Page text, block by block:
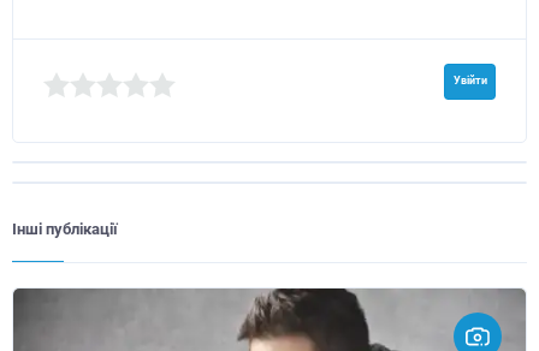
Увійти
Інші публікації